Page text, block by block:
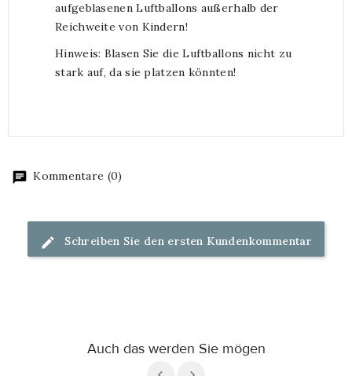
aufgeblasenen Luftballons außerhalb der
Reichweite von Kindern!
Hinweis: Blasen Sie die Luftballons nicht zu
stark auf, da sie platzen könnten!
Kommentare (0)
Schreiben Sie den ersten Kundenkommentar
Auch das werden Sie mögen